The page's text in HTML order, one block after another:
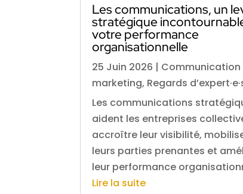
Les communications, un
stratégique
votre performance
organisationnelle
25 Juin 2026 | Communication
marketing, Regards
Les communications
aident les entreprises
accroître leur visibilité,
leurs parties prenantes et
leur performance
Lire la suite